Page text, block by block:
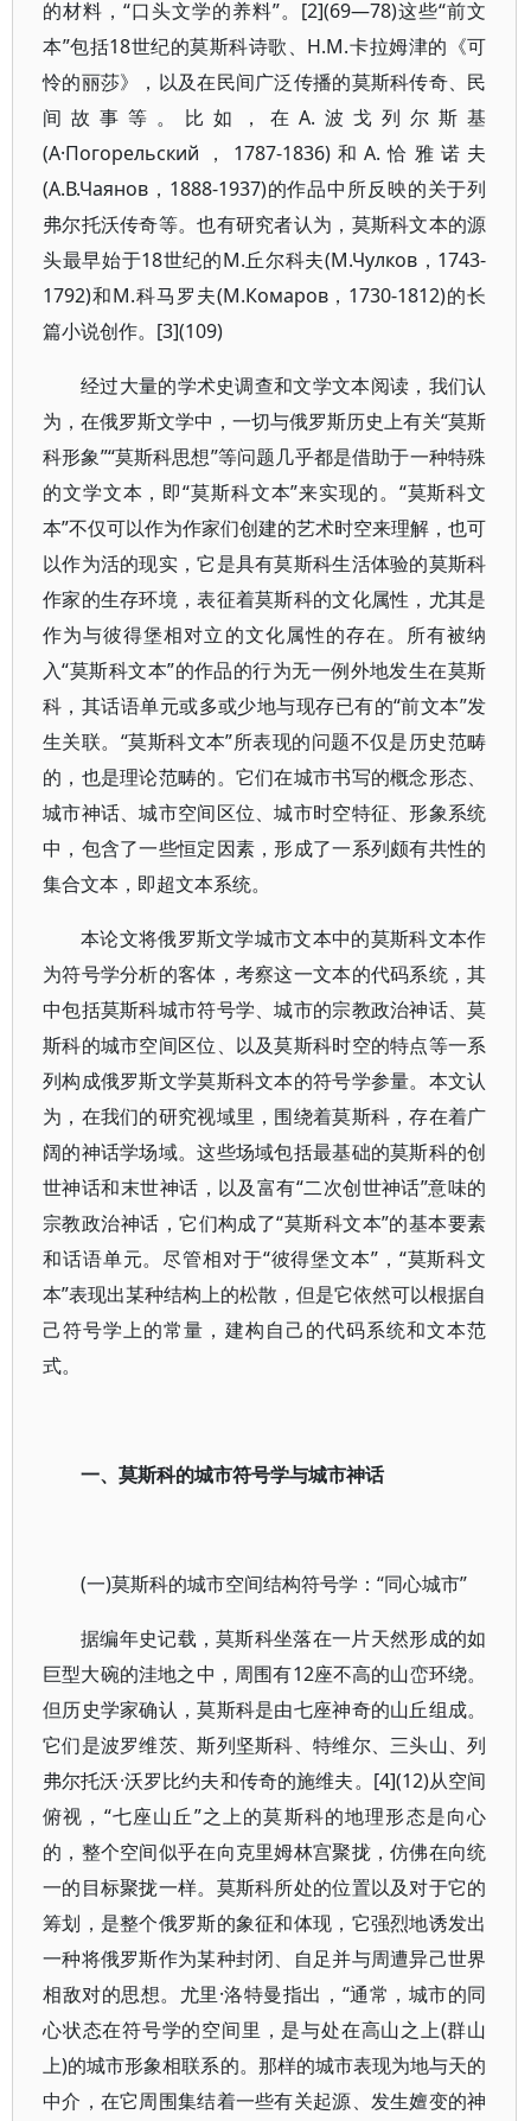
的材料，“口头文学的养料”。[2](69—78)这些“前文
本”包括18世纪的莫斯科诗歌、Н.М.卡拉姆津的《可
怜的丽莎》，以及在民间广泛传播的莫斯科传奇、民
间故事等。比如，在А.波戈列尔斯基
(А·Погорельский，1787-1836)和А.恰雅诺夫
(А.В.Чаянов，1888-1937)的作品中所反映的关于列
弗尔托沃传奇等。也有研究者认为，莫斯科文本的源
头最早始于18世纪的М.丘尔科夫(М.Чулков，1743-
1792)和М.科马罗夫(М.Комаров，1730-1812)的长
篇小说创作。[3](109)
经过大量的学术史调查和文学文本阅读，我们认
为，在俄罗斯文学中，一切与俄罗斯历史上有关“莫斯
科形象”“莫斯科思想”等问题几乎都是借助于一种特殊
的文学文本，即“莫斯科文本”来实现的。“莫斯科文
本”不仅可以作为作家们创建的艺术时空来理解，也可
以作为活的现实，它是具有莫斯科生活体验的莫斯科
作家的生存环境，表征着莫斯科的文化属性，尤其是
作为与彼得堡相对立的文化属性的存在。所有被纳
入“莫斯科文本”的作品的行为无一例外地发生在莫斯
科，其话语单元或多或少地与现存已有的“前文本”发
生关联。“莫斯科文本”所表现的问题不仅是历史范畴
的，也是理论范畴的。它们在城市书写的概念形态、
城市神话、城市空间区位、城市时空特征、形象系统
中，包含了一些恒定因素，形成了一系列颇有共性的
集合文本，即超文本系统。
本论文将俄罗斯文学城市文本中的莫斯科文本作
为符号学分析的客体，考察这一文本的代码系统，其
中包括莫斯科城市符号学、城市的宗教政治神话、莫
斯科的城市空间区位、以及莫斯科时空的特点等一系
列构成俄罗斯文学莫斯科文本的符号学参量。本文认
为，在我们的研究视域里，围绕着莫斯科，存在着广
阔的神话学场域。这些场域包括最基础的莫斯科的创
世神话和末世神话，以及富有“二次创世神话”意味的
宗教政治神话，它们构成了“莫斯科文本”的基本要素
和话语单元。尽管相对于“彼得堡文本”，“莫斯科文
本”表现出某种结构上的松散，但是它依然可以根据自
己符号学上的常量，建构自己的代码系统和文本范
式。
一、莫斯科的城市符号学与城市神话
(一)莫斯科的城市空间结构符号学：“同心城市”
据编年史记载，莫斯科坐落在一片天然形成的如
巨型大碗的洼地之中，周围有12座不高的山峦环绕。
但历史学家确认，莫斯科是由七座神奇的山丘组成。
它们是波罗维茨、斯列坚斯科、特维尔、三头山、列
弗尔托沃·沃罗比约夫和传奇的施维夫。[4](12)从空间
俯视，“七座山丘”之上的莫斯科的地理形态是向心
的，整个空间似乎在向克里姆林宫聚拢，仿佛在向统
一的目标聚拢一样。莫斯科所处的位置以及对于它的
筹划，是整个俄罗斯的象征和体现，它强烈地诱发出
一种将俄罗斯作为某种封闭、自足并与周遭异己世界
相敌对的思想。尤里·洛特曼指出，“通常，城市的同
心状态在符号学的空间里，是与处在高山之上(群山
上)的城市形象相联系的。那样的城市表现为地与天的
中介，在它周围集结着一些有关起源、发生嬗变的神